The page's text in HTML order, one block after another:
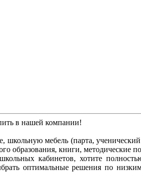
в нашей компании!
мебель (парта,
образования, книги, методические
кабинетов, хотите
оптимальные решения по